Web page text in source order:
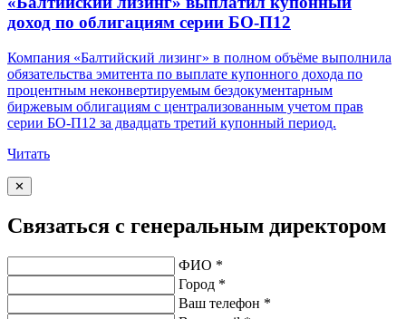
доход по облигациям серии БО-П12
Компания «Балтийский лизинг» в полном объёме выполнила
обязательства эмитента по выплате купонного дохода по
процентным неконвертируемым бездокументарным
биржевым облигациям с централизованным учетом прав
серии БО-П12 за двадцать третий купонный период.
Читать
✕
Связаться с генеральным директором
ФИО *
Город *
Ваш телефон *